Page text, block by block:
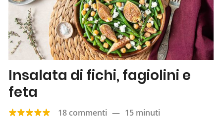
Insalata di fichi, fagiolini e
feta
18 commenti — 15 minuti